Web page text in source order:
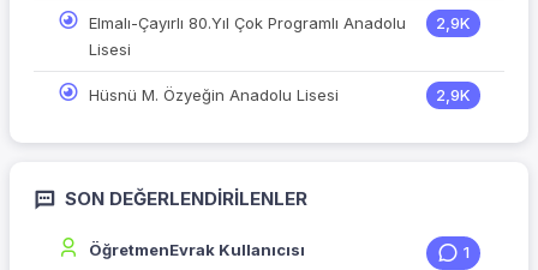
Elmalı-Çayırlı 80.Yıl Çok Programlı Anadolu
Lisesi
2,9K
Hüsnü M. Özyeğin Anadolu Lisesi 2,9K
SON DEĞERLENDIRILENLER
ÖğretmenEvrak Kullanıcısı
1